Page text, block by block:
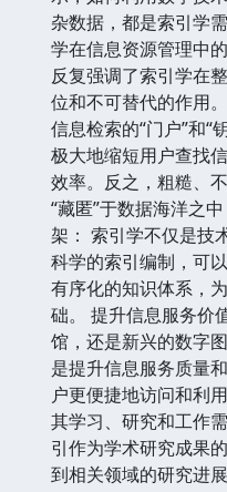
杂数据，都是索引学
学在信息资源管理中
反复强调了索引学在
位和不可替代的作用
信息检索的“门户”和“
极大地缩短用户查找
效率。反之，粗糙、
“藏匿”于数据海洋之
架： 索引学不仅是技
科学的索引编制，可
有序化的知识体系，
础。 提升信息服务价
馆，还是新兴的数字
是提升信息服务质量
户更便捷地访问和利
其学习、研究和工作
引作为学术研究成果
到相关领域的研究进